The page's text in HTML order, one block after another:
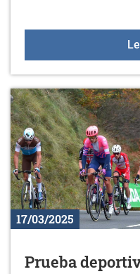
17/03/2025
Prueba